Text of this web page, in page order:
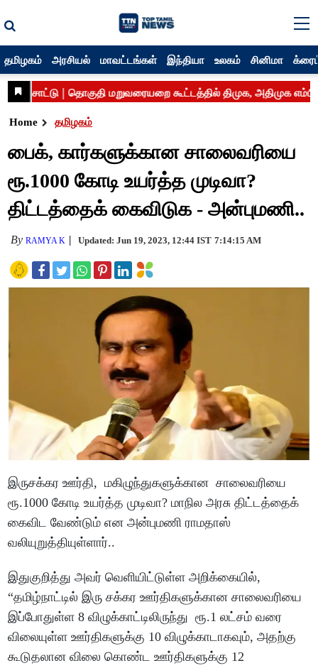
தமிழகம் அரசியல் மாவட்டங்கள் இந்தியா உலகம் சினிமா
Home தமிழகம்
பைக், கார்களுக்கான சாலைவரியை
ரூ.1000 கோடி உயர்த்த முடிவா?
திட்டத்தைக் கைவிடுக - அன்புமணி..
ByRAMYA K Updated: Jun 19, 2023, 12:44 IST 7:14:15 AM
இருசக்கர ஊர்தி, மகிழுந்துகளுக்கான சாலைவரியை
ரூ.1000 கோடி உயர்த்த முடிவா? மாநில அரசு திட்டத்தைக்
கைவிட வேண்டும் என அன்புமணி ராமதாஸ்
வலியுறுத்தியுள்ளார்..
இதுகுறித்து அவர் வெளியிட்டுள்ள அறிக்கையில்,
“தமிழ்நாட்டில் இரு சக்கர ஊர்திகளுக்கான சாலைவரியை
இப்போதுள்ள 8 விழுக்காட்டிலிருந்து ரூ.1 லட்சம் வரை
விலையுள்ள ஊர்திகளுக்கு 10 விழுக்காடாகவும், அதற்கு
கூடுதலான விலை கொண்ட ஊர்திகளுக்கு 12